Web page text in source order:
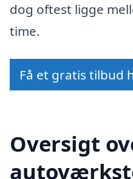
dog oftest ligge
time.
Få et gratis tilbud
Oversigt